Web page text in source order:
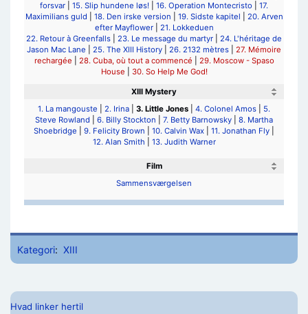
forsvar
15. Slip hundene løs! 16. Operation Montecristo
17.
Maximilians guld
18. Den irske version 19. Sidste kapitel
20. Arven
efter Mayflower| 21. Lokkeduen
22. Retour à Greenfalls
23. Le message du martyr
24. L'héritage de
Jason Mac Lane
25. The XIII History 26. 2132 mètres
27. Mémoire
rechargée
28. Cuba, où tout a commencé
29. Moscow - Spaso
House
30. So Help Me God!
XIII Mystery
1. La mangouste
2. Irina 3. Little Jones 4. Colonel Amos
5.
Steve Rowland
6. Billy Stockton 7. Betty Barnowsky
8. Martha
Shoebridge
9. Felicity Brown 10. Calvin Wax 11. Jonathan Fly
12. Alan Smith
13. Judith Warner
Film
Sammensværgelsen
Kategori: XIII
Hvad linker hertil